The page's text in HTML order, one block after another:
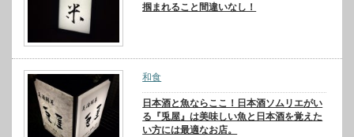
掴まれること間違いなし！
和食
日本酒と魚ならここ！日本酒ソムリエがい
る『兎屋』は美味しい魚と日本酒を覚えた
い方には最適なお店。